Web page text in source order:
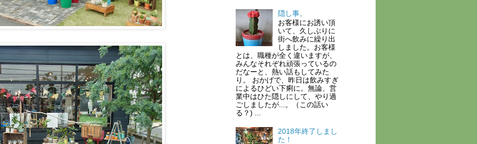
隠し事。
お客様にお誘い頂
いて、久しぶりに
街へ飲みに繰り出
しました。お客様
とは、職種が全く違いますが、
みんなそれぞれ頑張っているの
だなーと、熱い話もしてみた
り。 おかげで、昨日は飲みすぎ
によるひどい下痢に。無論、営
業中はひた隠しにして、やり過
ごしましたが...。（この話い
る？) ...
2018年終了しまし
た！